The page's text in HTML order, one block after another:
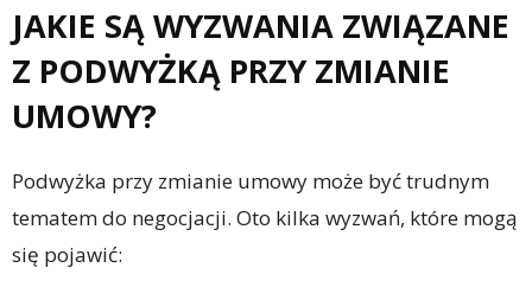
JAKIE SĄ WYZWANIA ZWIĄZANE
Z PODWYŻKĄ PRZY ZMIANIE
UMOWY?
Podwyżka przy zmianie umowy może być trudnym
tematem do negocjacji. Oto kilka wyzwań, które mogą
się pojawić: